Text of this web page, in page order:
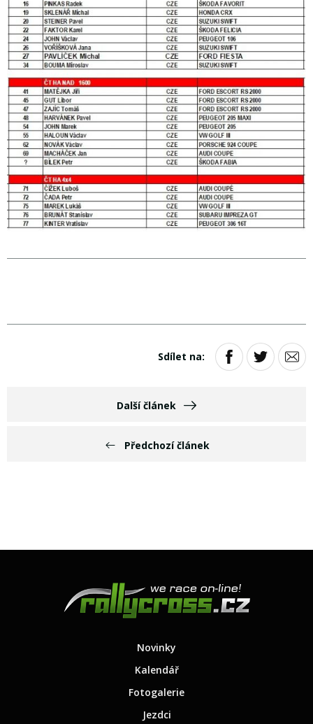
Předchozí článek
Sdílet na:
Další článek
Novinky
Kalendář
Fotogalerie
Jezdci